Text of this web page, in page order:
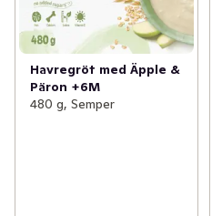
Havregröt med Äpple &
Päron +6M
480 g, Semper